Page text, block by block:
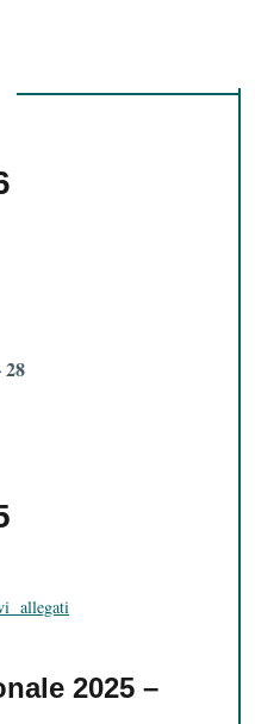
28
allegati
2025 –